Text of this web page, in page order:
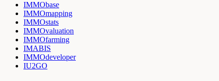
IMMObase
IMMOmapping
IMMOstats
IMMOvaluation
IMMOfarming
IMABIS
IMMOdeveloper
IU2GO